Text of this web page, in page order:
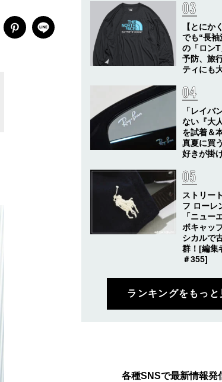
【とにか
でも“長袖
の「ロン
予防、旅
ティにも
「レイバ
ない『大
を試着＆
真夏に買
好きが掛
ストリー
フ ローレ
「ニュー
ボキャッ
シカルで
群！[編集
＃355]
ランキングをもっと
各種SNSで最新情報発